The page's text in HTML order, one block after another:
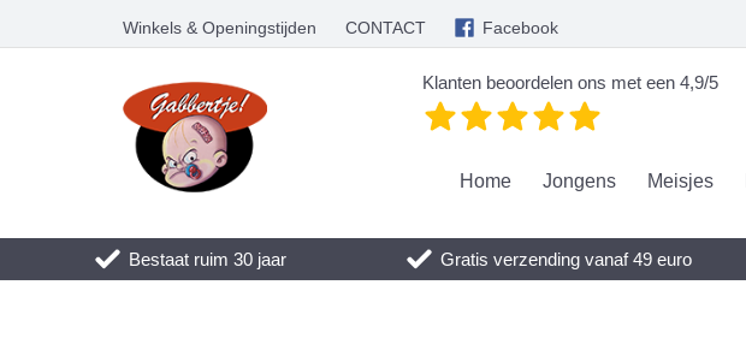
Winkels & Openingstijden CONTACT Facebook
Klanten beoordelen ons met een 4,9/5
Home Jongens Meisjes
Bestaat ruim 30 jaar Gratis verzending vanaf 49 euro